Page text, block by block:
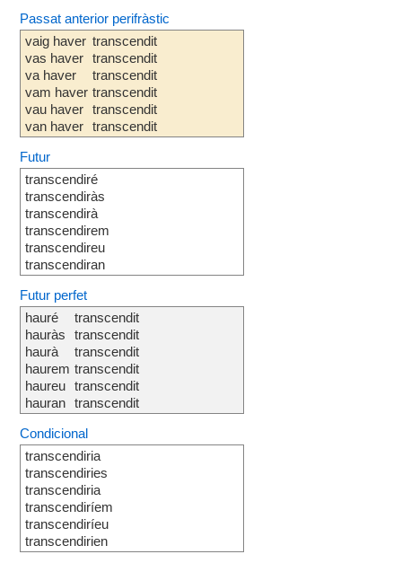
Passat anterior perifràstic
vaig haver
vas haver
va haver
vam haver
vau haver
van haver
transcendit
transcendit
transcendit
transcendit
transcendit
transcendit
Futur
transcendiré
transcendiràs
transcendirà
transcendirem
transcendireu
transcendiran
Futur perfet
hauré
hauràs
haurà
haurem
haureu
hauran
transcendit
transcendit
transcendit
transcendit
transcendit
transcendit
Condicional
transcendiria
transcendiries
transcendiria
transcendiríem
transcendiríeu
transcendirien